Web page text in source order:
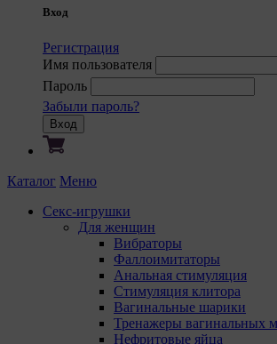
Вход
Регистрация
Имя пользователя
Пароль
Забыли пароль?
Вход
Каталог Меню
Секс-игрушки
Для женщин
Вибраторы
Фаллоимитаторы
Анальная стимуляция
Стимуляция клитора
Вагинальные шарики
Тренажеры вагинальных
Нефритовые яйца